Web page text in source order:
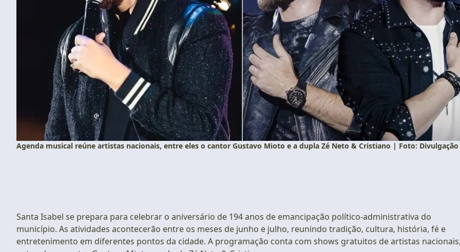
Agenda musical reúne artistas nacionais, entre eles o cantor Gustavo Mioto e a dupla Zé Neto & Cristiano | Foto: Divulgação
Santa Isabel se prepara para celebrar o aniversário de 194 anos de emancipação político-administrativa do
município. As atividades acontecerão entre os meses de junho e julho, reunindo tradição, cultura, história, fé e
entretenimento em diferentes pontos da cidade. A programação conta com shows gratuitos de artistas